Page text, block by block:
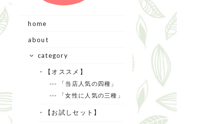
home
about
category
・【オススメ】
--- 「当店人気の四種」
--- 「女性に人気の三種」
・【お試しセット】